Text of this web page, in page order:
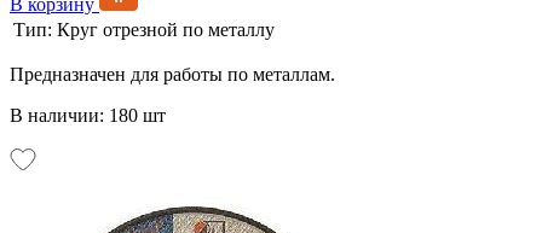
Тип: Круг отрезной по металлу
Предназначен для работы по металлам.
В наличии: 180 шт